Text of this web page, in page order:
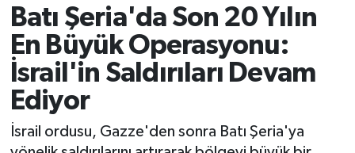
Batı Şeria'da Son 20 Yılın
En Büyük Operasyonu:
İsrail'in Saldırıları Devam
Ediyor
İsrail ordusu, Gazze'den sonra Batı Şeria'ya
Eğitim
Siyaset
Ekonomi
Kadın
Tüm Manşetler
Son Dakika Haberleri
Haber Arşivi